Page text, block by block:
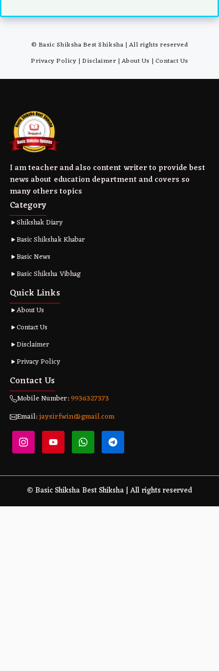
© Basic Shiksha Best Shiksha | All rights reserved
Privacy Policy |Disclaimer | About Us | Contact Us
I am teacher and also content writer to provide best
news about education department and covers so
many others topics
Category
Shikshak Diary
Basic Shikshak Khabar
Basic News
Basic Shiksha Vibhag
Quick Links
About Us
Contact Us
Disclaimer
Privacy Policy
Contact Us
Mobile Number:9936327373
Email:jaysirfwin@gmail.com
© Basic Shiksha Best Shiksha | All rights reserved